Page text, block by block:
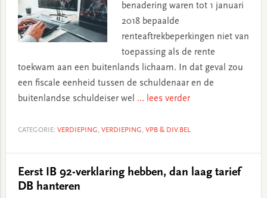
benadering waren tot 1 januari
2018 bepaalde
renteaftrekbeperkingen niet van
toepassing als de rente
toekwam aan een buitenlands lichaam. In dat geval zou
een fiscale eenheid tussen de schuldenaar en de
buitenlandse schuldeiser wel ... lees verder
CATEGORIE: VERDIEPING, VERDIEPING, VPB & DIV.BEL
Eerst IB 92-verklaring hebben, dan laag tarief
DB hanteren